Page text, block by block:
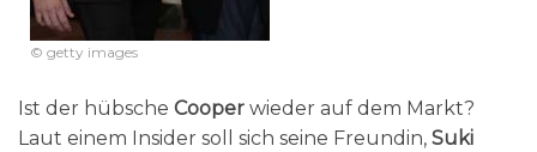
© getty images
Ist der hübsche Cooper wieder auf dem Markt?
Laut einem Insider soll sich seine Freundin, Suki